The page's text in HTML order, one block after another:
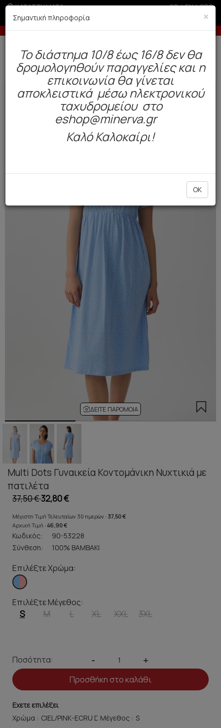
ΚΑΤΑΣΤΗΜΑΤΑ GR|EN|SRB
3 άτοκες δόσεις με πιστωτική άνω των 50€
Δωρεάν αποστολή άνω των 49€. Παράδοση σε 3-5 εργάσιμες.
Γυναίκα Πυτζάμες / Νυχτικά Καλοκαιρινές
NEW
ΔΕΊΤΕ ΠΑΡΌΜΟΙΑ
Multi Dots Γυναικεία Κοντομάνικη Νυχτικιά με
πατιλέτα
37,50 €32,80 €
Μέγιστη Τιμή Τελευταίων 30 ημερών : 37,50 €
Αρχική Τιμή : 46,90 €
Κωδικός:
90-53228
Σύνθεση:
100% ΒΑΜΒΑΚΙ
Επιλέξτε Χρώμα:
Επιλέξτε Μέγεθος:
S M L XL XXL 3XL
Ποσότητα: - +
Προσθήκη στο καλάθι
Εχετε επιλέξει
Χρώμα :
Μέγεθος :
×
Σημαντική πληροφορία
To διάστημα 10/8 έως 16/8 δεν θα
δρομολογηθούν παραγγελίες και η
επικοινωνία θα γίνεται
αποκλειστικά μέσω ηλεκτρονικού
ταχυδρομείου στο
eshop@minerva.gr
Καλό Καλοκαίρι!
OK